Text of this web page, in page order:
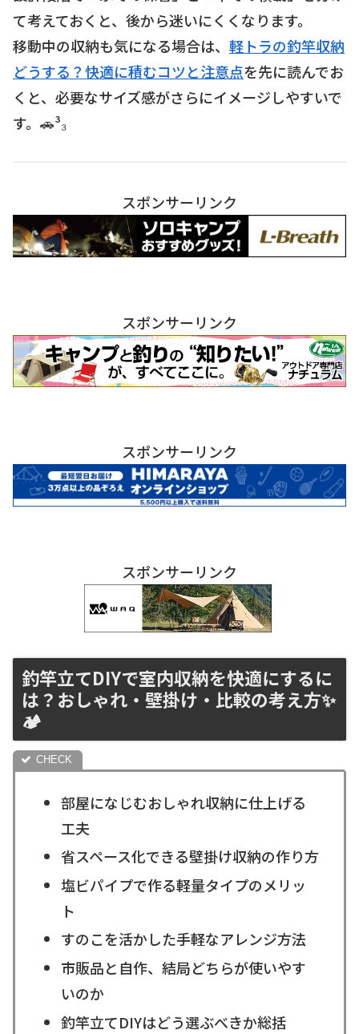
て考えておくと、後から迷いにくくなります。
移動中の収納も気になる場合は、 軽トラの釣竿収納
どうする？快適に積むコツと注意点を先に読んでお
くと、必要なサイズ感がさらにイメージしやすいで
す。🚗³₃
スポンサーリンク
スポンサーリンク
スポンサーリンク
スポンサーリンク
釣竿立てDIYで室内収納を快適にするに
は？おしゃれ・壁掛け・比較の考え方✨
🏕
部屋になじむおしゃれ収納に仕上げる
工夫
省スペース化できる壁掛け収納の作り方
塩ビパイプで作る軽量タイプのメリッ
ト
すのこを活かした手軽なアレンジ方法
市販品と自作、結局どちらが使いやす
いのか
釣竿立てDIYはどう選ぶべきか総括